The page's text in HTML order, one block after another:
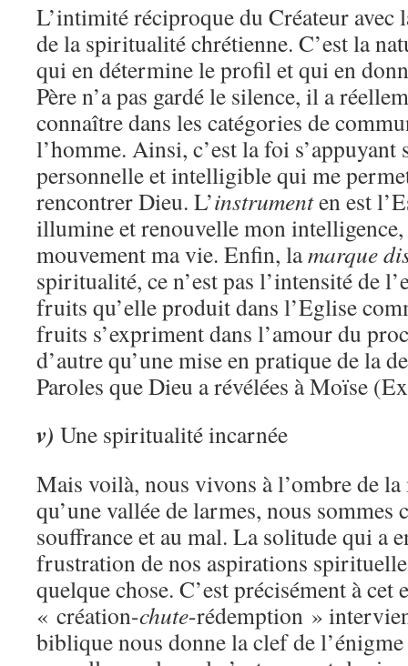
L’intimité réciproque du Créateur avec
de la spiritualité chrétienne. C’est la
qui en détermine le profil et qui en
Père n’a pas gardé le silence, il a
connaître dans les catégories de
l’homme. Ainsi, c’est la foi s’appuyant
personnelle et intelligible qui me
rencontrer Dieu. L’instrumenten est
illumine et renouvelle mon
mouvement ma vie. Enfin, lamarque
spiritualité, ce n’est pas l’intensité de
fruits qu’elle produit dans l’Eglise
fruits s’expriment dans l’amour du
d’autre qu’une mise en pratique de la
Paroles que Dieu a révélées à Moïse
v) Une spiritualité incarnée
Mais voilà, nous vivons à l’ombre de
qu’une vallée de larmes, nous sommes
souffrance et au mal. La solitude qui a
frustration de nos aspirations
quelque chose. C’est précisément à
« création-chute-rédemption »
biblique nous donne la clef de